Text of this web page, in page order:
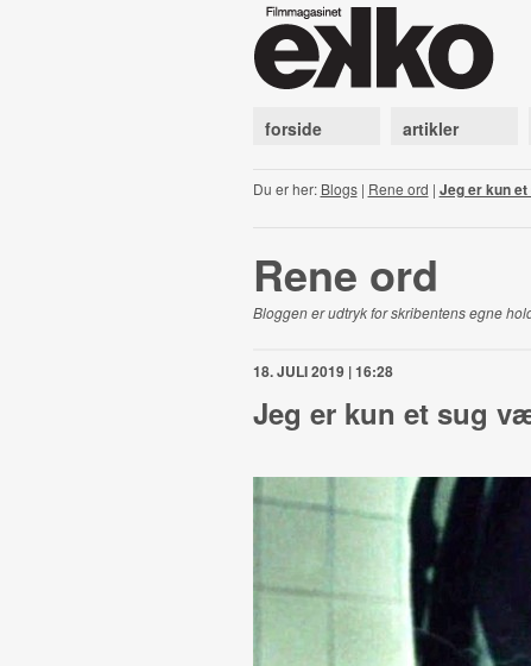
forside artikler
Du er her: Blogs| Rene ord | Jeg er kun
Rene ord
Bloggen er udtryk for skribentens egne
18. JULI 2019 | 16:28
Jeg er kun et sug